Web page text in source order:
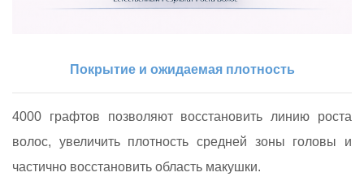
Покрытие и ожидаемая плотность
4000 графтов позволяют восстановить линию роста
волос, увеличить плотность средней зоны головы и
частично восстановить область макушки.